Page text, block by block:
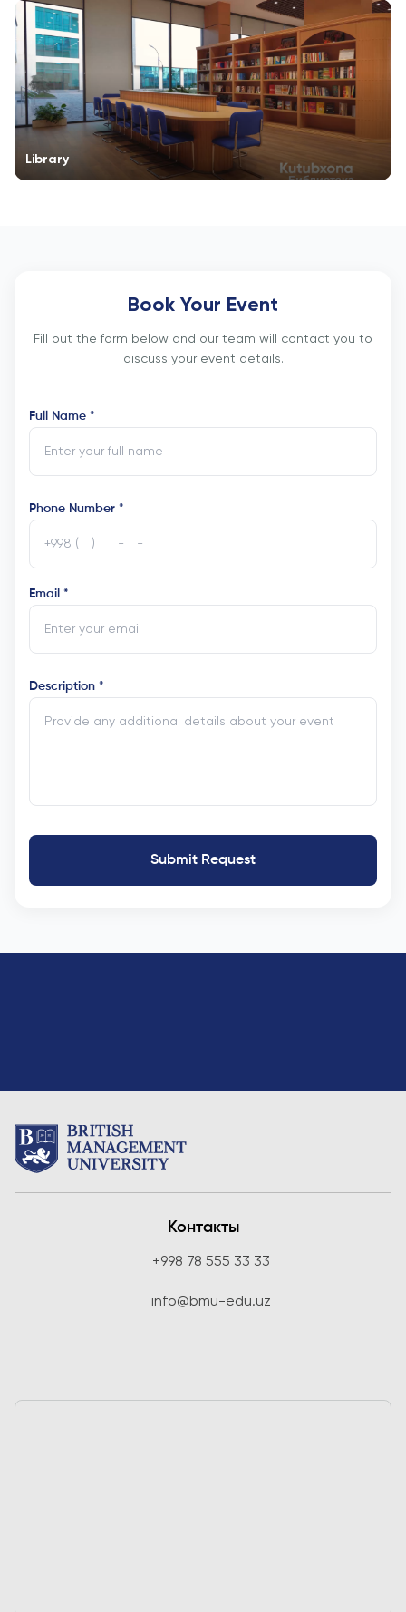
Library
Book Your Event
Fill out the form below and our team will contact you to
discuss your event details.
Full Name *
Phone Number *
Email *
Description *
Submit Request
Контакты
+998 78 555 33 33
info@bmu-edu.uz